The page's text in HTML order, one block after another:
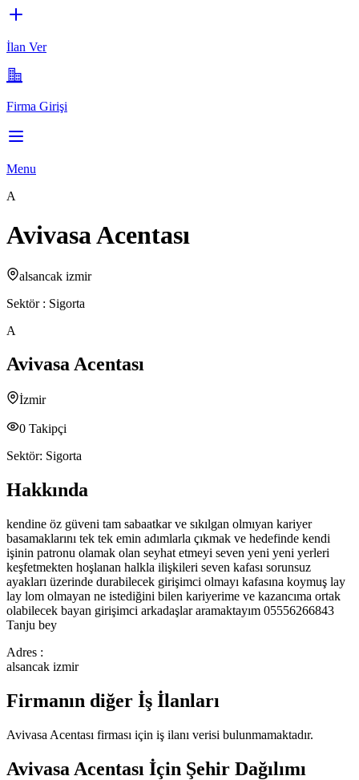
İlan Ver
Firma Girişi
Menu
A
Avivasa Acentası
alsancak izmir
Sektör : Sigorta
A
Avivasa Acentası
İzmir
0 Takipçi
Sektör: Sigorta
Hakkında
kendine öz güveni tam sabaatkar ve sıkılgan olmıyan kariyer
basamaklarını tek tek emin adımlarla çıkmak ve hedefinde kendi
işinin patronu olamak olan seyhat etmeyi seven yeni yeni yerleri
keşfetmekten hoşlanan halkla ilişkileri seven kafası sorunsuz
ayakları üzerinde durabilecek girişimci olmayı kafasına koymuş lay
lay lom olmayan ne istediğini bilen kariyerime ve kazancıma ortak
olabilecek bayan girişimci arkadaşlar aramaktayım 05556266843
Tanju bey
Adres :
alsancak izmir
Firmanın diğer İş İlanları
Avivasa Acentası firması için iş ilanı verisi bulunmamaktadır.
Avivasa Acentası İçin Şehir Dağılımı